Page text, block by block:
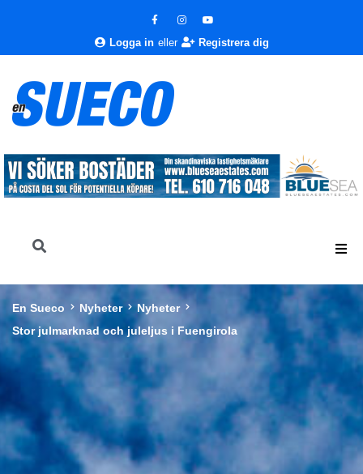
Logga in eller Registrera dig
En Sueco Nyheter
Nyheter
Stor julmarknad och juleljus i Fuengirola